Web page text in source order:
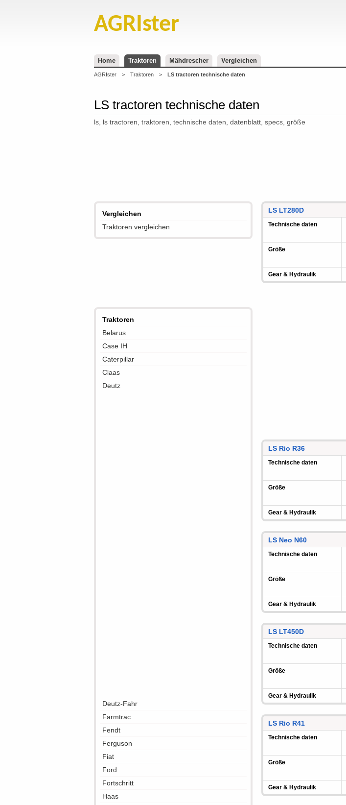
AGRIster
Home Traktoren Mähdrescher Vergleichen
AGRIster > Traktoren > LS tractoren technische daten
LS tractoren technische daten
ls, ls tractoren, traktoren, technische daten, datenblatt, specs, größe
Vergleichen
Traktoren vergleichen
Traktoren
Belarus
Case IH
Caterpillar
Claas
Deutz
Deutz-Fahr
Farmtrac
Fendt
Ferguson
Fiat
Ford
Fortschritt
Haas
LS LT280D
Technische daten
Größe
Gear & Hydraulik
LS Rio R36
Technische daten
Größe
Gear & Hydraulik
LS Neo N60
Technische daten
Größe
Gear & Hydraulik
LS LT450D
Technische daten
Größe
Gear & Hydraulik
LS Rio R41
Technische daten
Größe
Gear & Hydraulik